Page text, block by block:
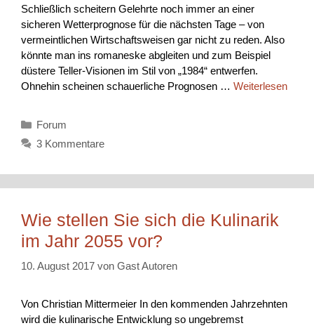
Schließlich scheitern Gelehrte noch immer an einer
sicheren Wetterprognose für die nächsten Tage – von
vermeintlichen Wirtschaftsweisen gar nicht zu reden. Also
könnte man ins romaneske abgleiten und zum Beispiel
düstere Teller-Visionen im Stil von „1984“ entwerfen.
Ohnehin scheinen schauerliche Prognosen … Weiterlesen
Kategorien
Forum
3 Kommentare
Wie stellen Sie sich die Kulinarik
im Jahr 2055 vor?
10. August 2017 von Gast Autoren
Von Christian Mittermeier In den kommenden Jahrzehnten
wird die kulinarische Entwicklung so ungebremst